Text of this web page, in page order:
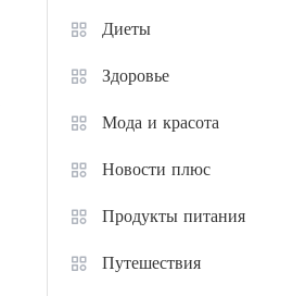
Диеты
Здоровье
Мода и красота
Новости плюс
Продукты питания
Путешествия